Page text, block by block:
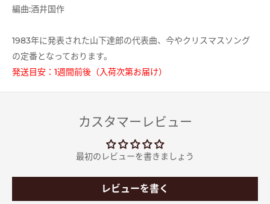
編曲:酒井国作
1983年に発表された山下達郎の代表曲、今やクリスマスソング
の定番となっております。
発送目安：1週間前後（入荷次第お届け）
カスタマーレビュー
最初のレビューを書きましょう
レビューを書く